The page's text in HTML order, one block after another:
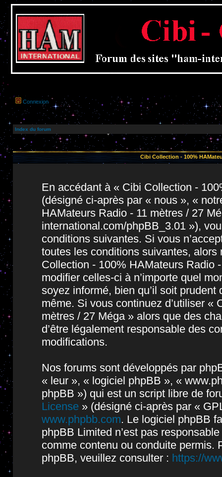
Connexion
Index du forum
Cibi Collection - 100%
En accédant à « Cibi Collection -
(désigné ci-après par « nous », «
HAMateurs Radio - 11 mètres / 27
international.com/phpBB_3.01 »),
conditions suivantes. Si vous
toutes les conditions suivantes, alors
Collection - 100% HAMateurs Radio
modifier celles-ci à n’importe quel
soyez informé, bien qu’il soit
même. Si vous continuez d’utiliser «
mètres / 27 Méga » alors que des
d’être légalement responsable des
modifications.
Nos forums sont développés par
« leur », « logiciel phpBB », «
phpBB ») qui est un script libre de
License » (désigné ci-après par «
www.phpbb.com. Le logiciel phpBB
phpBB Limited n’est pas
comme contenu ou conduite permis.
phpBB, veuillez consulter : https://